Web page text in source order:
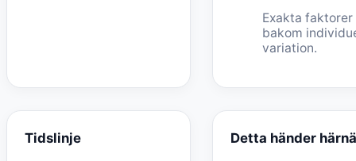
Exakta faktorer
bakom
variation.
Tidslinje Detta händer